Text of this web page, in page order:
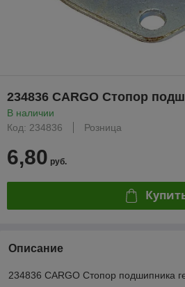
234836 CARGO Стопор
В наличии
Код: 234836
Розница
6,80 руб.
Описание
234836 CARGO Стопор подшипника